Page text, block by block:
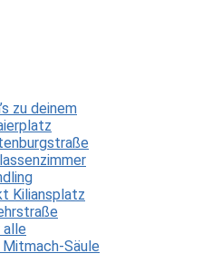
zu deinem
Kiliansplatz
Säule